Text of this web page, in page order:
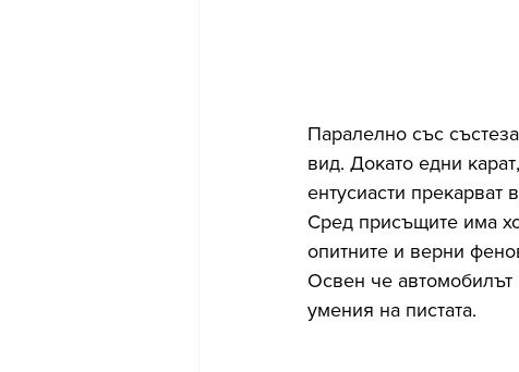
Паралелно със
вид. Докато едни
ентусиасти прекарват
Сред присъщите има
опитните и верни
Освен че
умения на пистата.